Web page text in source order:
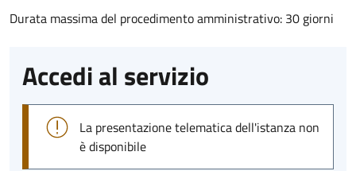
Durata massima del procedimento amministrativo: 30 giorni
Accedi al servizio
La presentazione telematica dell'istanza non
è disponibile